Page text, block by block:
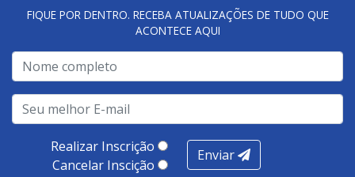
FIQUE POR DENTRO. RECEBA ATUALIZAÇÕES DE TUDO QUE
ACONTECE AQUI
Realizar Inscrição
Cancelar Inscição
Enviar